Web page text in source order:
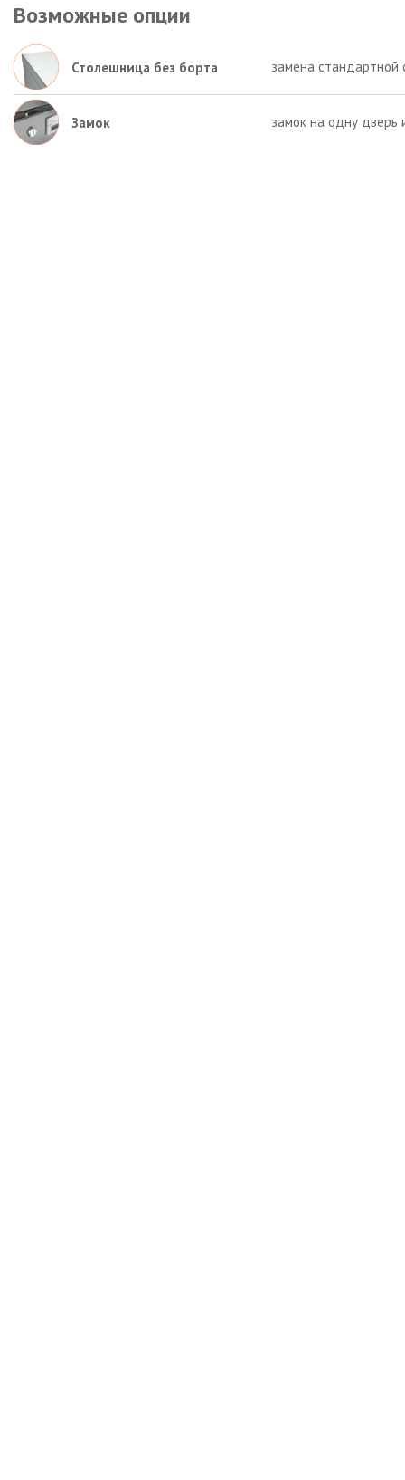
Возможные опции
Столешница без борта замена стандартной
Замок замок на одну дверь